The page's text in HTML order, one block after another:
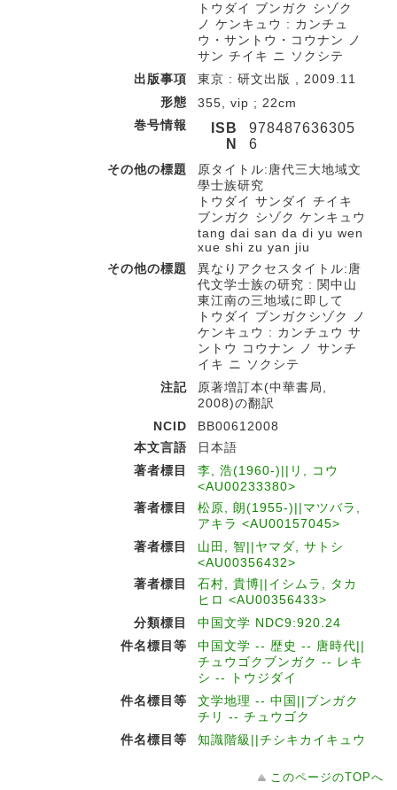
トウダイ ブンガク シゾク
ノ ケンキュウ : カンチュ
ウ・サントウ・コウナン ノ
サン チイキ ニ ソクシテ
出版事項
東京 : 研文出版 , 2009.11
形態
355, vip ; 22cm
巻号情報
ISB
N
978487636305
6
その他の標題
原タイトル:唐代三大地域文
學士族研究
トウダイ サンダイ チイキ
ブンガク シゾク ケンキュウ
tang dai san da di yu wen
xue shi zu yan jiu
その他の標題
異なりアクセスタイトル:唐
代文学士族の研究 : 関中山
東江南の三地域に即して
トウダイ ブンガクシゾク ノ
ケンキュウ : カンチュウ サ
ントウ コウナン ノ サンチ
イキ ニ ソクシテ
注記
原著増訂本(中華書局,
2008)の翻訳
NCID
BB00612008
本文言語
日本語
著者標目
李, 浩(1960-)||リ, コウ
<AU00233380>
著者標目
松原, 朗(1955-)||マツバラ,
アキラ <AU00157045>
著者標目
山田, 智||ヤマダ, サトシ
<AU00356432>
著者標目
石村, 貴博||イシムラ, タカ
ヒロ <AU00356433>
分類標目
中国文学 NDC9:920.24
件名標目等
中国文学 -- 歴史 -- 唐時代||
チュウゴクブンガク -- レキ
シ -- トウジダイ
件名標目等
文学地理 -- 中国||ブンガク
チリ -- チュウゴク
件名標目等
知識階級||チシキカイキュウ
このページのTOPへ